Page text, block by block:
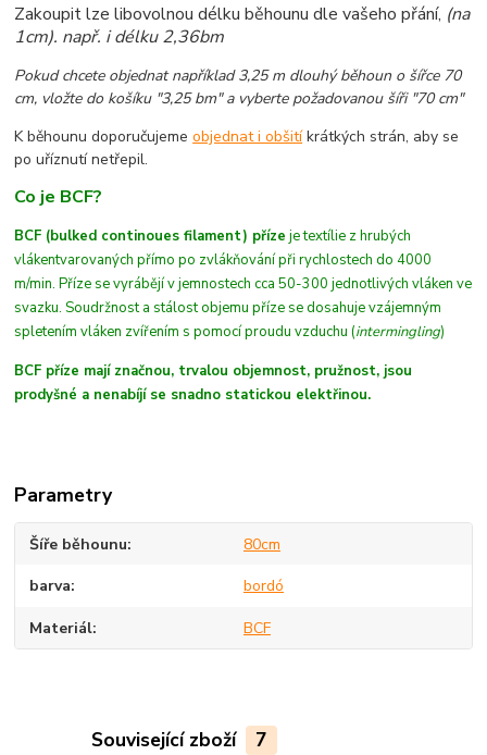
Zakoupit lze libovolnou délku běhounu dle vašeho přání, (na
1cm). např. i délku 2,36bm
Pokud chcete objednat například 3,25 m dlouhý běhoun o šířce 70
cm, vložte do košíku "3,25 bm" a vyberte požadovanou šíři "70 cm"
K běhounu doporučujemeobjednat i obšitíkrátkých strán, aby se
po uříznutí netřepil.
Co je BCF?
BCF (bulked continoues filament) příze je textílie z hrubých
vlákentvarovanýchpřímo po zvlákňování při rychlostech do 4000
m/min. Příze se vyrábějí v jemnostech cca 50-300 jednotlivých vláken ve
svazku. Soudržnost a stálost objemu příze se dosahuje vzájemným
spletením vláken zvířením s pomocí proudu vzduchu (intermingling)
BCF příze mají značnou, trvalou objemnost, pružnost, jsou
prodyšné a nenabíjí se snadno statickou elektřinou.
Parametry
Šíře běhounu 80cm
barva bordó
Materiál BCF
Související zboží 7